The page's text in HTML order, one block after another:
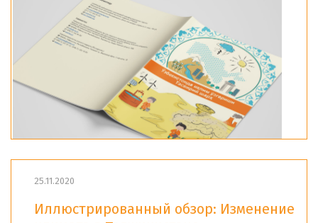
25.11.2020
Иллюстрированный обзор: Изменение